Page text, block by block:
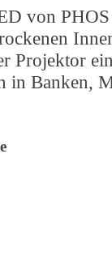
von
Projektor
in Banken,